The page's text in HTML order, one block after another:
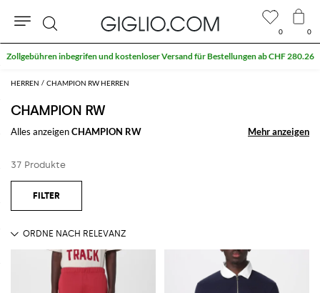
HERREN CHAMPION RW HERREN
CHAMPION RW
Alles anzeigenCHAMPION RW Mehr anzeigen
Mehr anzeigen
37 Produkte
0 0
Suche